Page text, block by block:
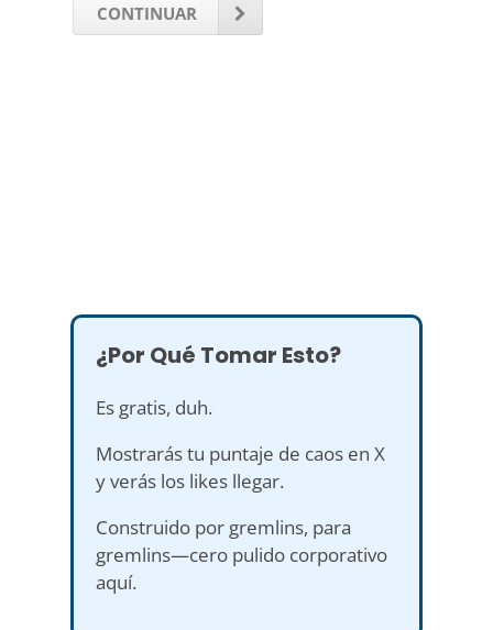
CONTINUAR
¿Por Qué Tomar Esto?
Es gratis, duh.
Mostrarás tu puntaje de caos en X
y verás los likes llegar.
Construido por gremlins, para
gremlins—cero pulido corporativo
aquí.